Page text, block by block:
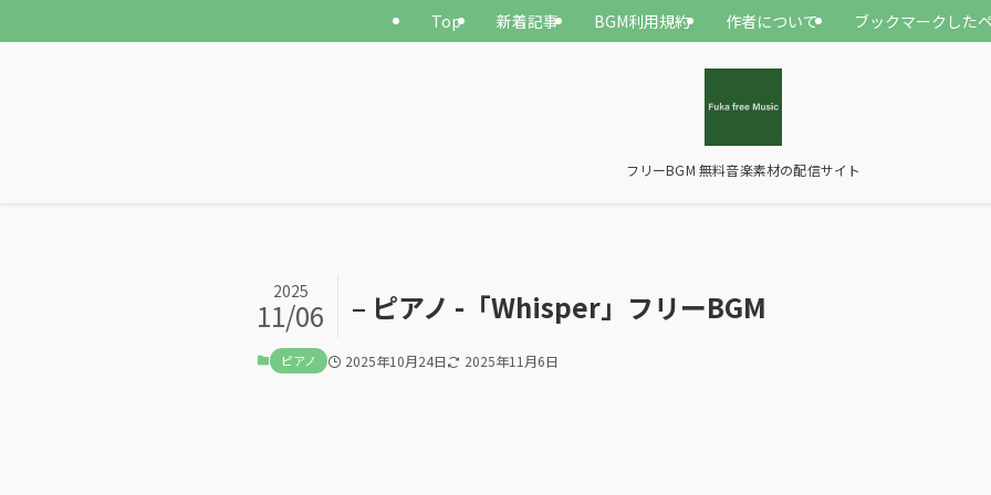
フリーBGM 無料音楽素材の配信サイト
Top 新着記事 BGM利用規約 作者について ブックマークした
– ピアノ -「Whisper」フリーBGM
2025
11/06
ピアノ 2025年10月24日 2025年11月6日